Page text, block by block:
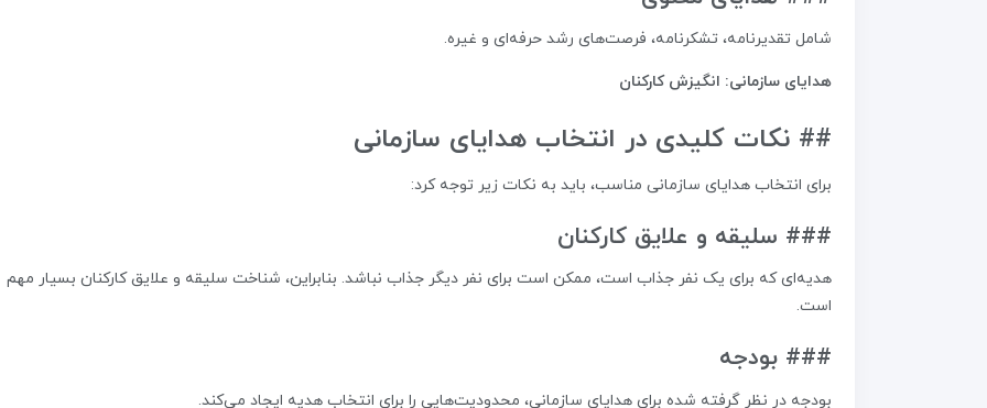
شامل تقدیرنامه، تشکرنامه، فرصت‌های رشد حرفه‌ای و غیره.
هدایای سازمانی: انگیزش کارکنان
## نکات کلیدی در انتخاب هدایای سازمانی
برای انتخاب هدایای سازمانی مناسب، باید به نکات زیر توجه کرد:
### سلیقه و علایق کارکنان
هدیه‌ای که برای یک نفر جذاب است، ممکن است برای نفر دیگر جذاب نباشد. بنابراین، شناخت سلیقه و علایق کارکنان بسیار مهم
است.
### بودجه
بودجه در نظر گرفته شده برای هدایای سازمانی، محدودیت‌هایی را برای انتخاب هدیه ایجاد می‌کند.